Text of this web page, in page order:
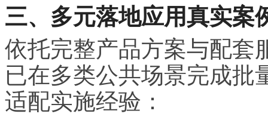
三、多元落地应用真实案
依托完整产品方案与配套
已在多类公共场景完成批
适配实施经验：